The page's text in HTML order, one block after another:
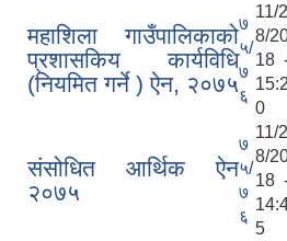
महाशिला गाउँपालिकाको
प्रशासकिय कार्यविधि
(नियमित गर्ने ) ऐन, २०७५
७
५/
७
६
11/2
8/
18
15:2
0
संसोधित आर्थिक ऐन
२०७५
७
५/
७
६
11/2
8/
18
5